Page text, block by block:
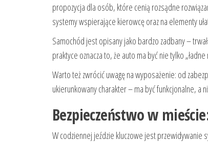
propozycja dla osób, które cenią rozsądne
systemy wspierające kierowcę oraz na elementy
Samochód jest opisany jako bardzo zadbany –
praktyce oznacza to, że auto ma być nie tylko
Warto też zwrócić uwagę na wyposażenie: od
ukierunkowany charakter – ma być funkcjonalne, a
Bezpieczeństwo w
W codziennej jeździe kluczowe jest przewidywanie